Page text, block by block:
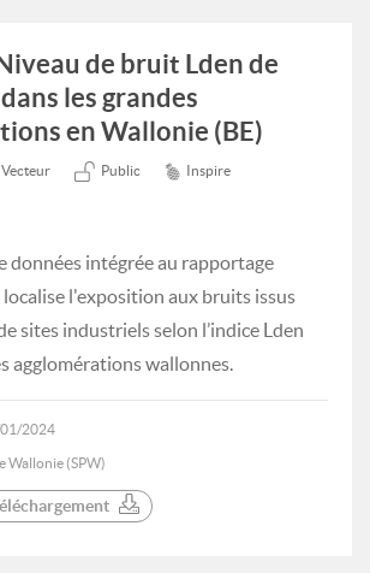
de bruit Lden de
les grandes
en Wallonie (BE)
Vecteur Public Inspire
données intégrée au rapportage
l'exposition aux bruits issus
sites industriels selon l’indice Lden
agglomérations wallonnes.
2024
Wallonie (SPW)